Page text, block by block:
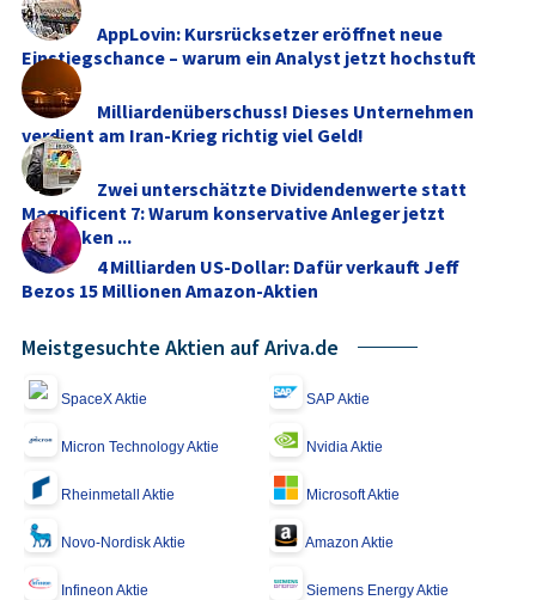
AppLovin: Kursrücksetzer eröffnet neue
Einstiegschance – warum ein Analyst jetzt hochstuft
Milliardenüberschuss! Dieses Unternehmen
verdient am Iran-Krieg richtig viel Geld!
Zwei unterschätzte Dividendenwerte statt
Magnificent 7: Warum konservative Anleger jetzt
umdenken ...
4 Milliarden US-Dollar: Dafür verkauft Jeff
Bezos 15 Millionen Amazon-Aktien
Meistgesuchte Aktien auf Ariva.de
SpaceX Aktie SAP Aktie
Micron Technology Aktie Nvidia Aktie
Rheinmetall Aktie Microsoft Aktie
Novo-Nordisk Aktie Amazon Aktie
Infineon Aktie Siemens Energy Aktie